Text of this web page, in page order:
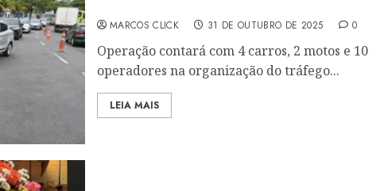
MARCOS CLICK 31 DE OUTUBRO DE 2025 0
Operação contará com 4 carros, 2 motos e 10
operadores na organização do tráfego...
LEIA MAIS